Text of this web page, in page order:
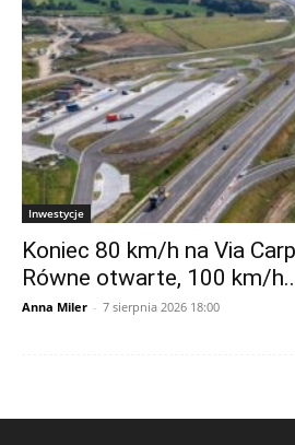
Inwestycje
Koniec 80 km/h na Via
Równe otwarte, 100 km/
Anna Miler - 7 sierpnia 2026 18:00